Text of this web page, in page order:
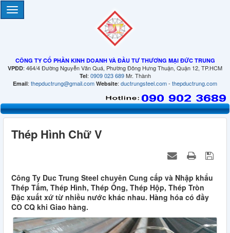
CÔNG TY CỔ PHẦN KINH DOANH VÀ ĐẦU TƯ THƯƠNG MẠI ĐỨC TRUNG
VPĐD: 464/4 Đường Nguyễn Văn Quá, Phường Đông Hưng Thuận, Quận 12, TP.HCM
Tel: 0909 023 689Mr. Thành
Email: thepductrung@gmail.com Website: ductrungsteel.com- thepductrung.com
Thép Hình Chữ V
Công Ty Duc Trung Steel chuyên Cung cấp và Nhập khẩu
Thép Tấm, Thép Hình, Thép Ống, Thép Hộp, Thép Tròn
Đặc xuất xứ từ nhiều nước khác nhau. Hàng hóa có đầy
CO CQ khi Giao hàng.